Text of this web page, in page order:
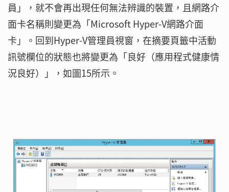
員」，就不會再出現任何無法辨識的裝置，且網路介
面卡名稱則變更為「Microsoft Hyper-V網路介面
卡」。回到Hyper-V管理員視窗，在摘要頁籤中活動
訊號欄位的狀態也將變更為「良好（應用程式健康情
況良好）」，如圖15所示。